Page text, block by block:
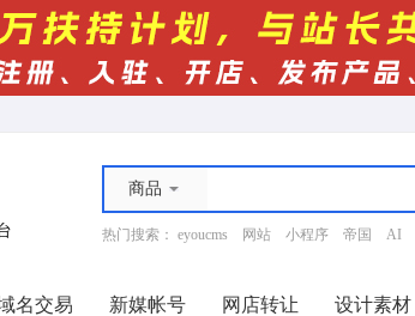
商品
热门搜索： eyoucms 网站 小程序 帝国 AI
名交易 新媒帐号 网店转让 设计素材